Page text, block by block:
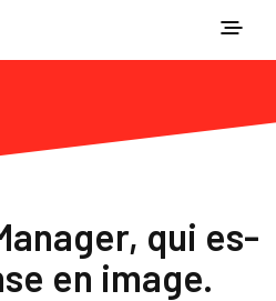
qui es-
en image.